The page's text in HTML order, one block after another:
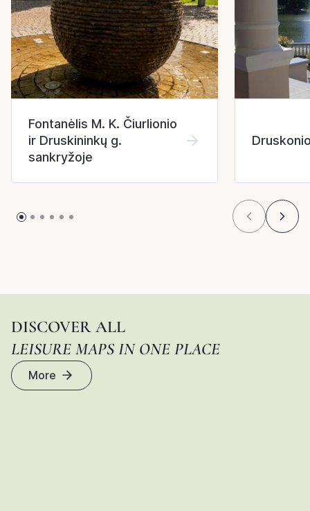
Fontanėlis M. K. Čiurlionio
ir Druskininkų g.
sankryžoje
DISCOVER ALL
LEISURE MAPS IN ONE PLACE
More